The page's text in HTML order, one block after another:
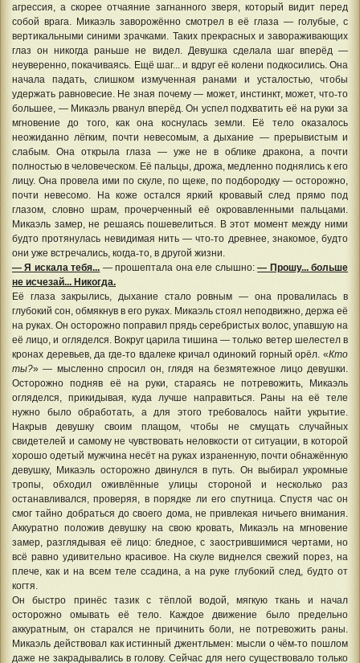
агрессия, а скорее отчаяние загнанного зверя, который видит перед
собой врага. Микаэль заворожённо смотрел в её глаза — голубые, с
вертикальными синими зрачками. Таких прекрасных и завораживающих
глаз он никогда раньше не видел. Девушка сделала шаг вперёд —
неуверенно, покачиваясь. Ещё шаг... и вдруг её колени подкосились. Она
начала падать, слишком измученная ранами и усталостью, чтобы
удержать равновесие. Не зная почему — может, инстинкт, может, что‑то
большее, — Микаэль рванул вперёд. Он успел подхватить её на руки за
мгновение до того, как она коснулась земли. Её тело оказалось
неожиданно лёгким, почти невесомым, а дыхание — прерывистым и
слабым. Она открыла глаза — уже не в облике дракона, а почти
полностью в человеческом. Её пальцы, дрожа, медленно поднялись к его
лицу. Она провела ими по скуле, по щеке, по подбородку — осторожно,
почти невесомо. На коже остался яркий кровавый след прямо под
глазом, словно шрам, прочерченный её окровавленными пальцами.
Микаэль замер, не решаясь пошевелиться. В этот момент между ними
будто протянулась невидимая нить — что‑то древнее, знакомое, будто
они уже встречались, когда‑то, в другой жизни.
— Я искала тебя... — прошептала она еле слышно:— Прошу... больше
не исчезай... Никогда.
Её глаза закрылись, дыхание стало ровным — она провалилась в
глубокий сон, обмякнув в его руках. Микаэль стоял неподвижно, держа её
на руках. Он осторожно поправил прядь серебристых волос, упавшую на
её лицо, и огляделся. Вокруг царила тишина — только ветер шелестел в
кронах деревьев, да где‑то вдалеке кричал одинокий горный орёл. «Кто
ты?» — мысленно спросил он, глядя на безмятежное лицо девушки.
Осторожно подняв её на руки, стараясь не потревожить, Микаэль
огляделся, прикидывая, куда лучше направиться. Раны на её теле
нужно было обработать, а для этого требовалось найти укрытие.
Накрыв девушку своим плащом, чтобы не смущать случайных
свидетелей и самому не чувствовать неловкости от ситуации, в которой
хорошо одетый мужчина несёт на руках израненную, почти обнажённую
девушку, Микаэль осторожно двинулся в путь. Он выбирал укромные
тропы, обходил оживлённые улицы стороной и несколько раз
останавливался, проверяя, в порядке ли его спутница. Спустя час он
смог тайно добраться до своего дома, не привлекая ничьего внимания.
Аккуратно положив девушку на свою кровать, Микаэль на мгновение
замер, разглядывая её лицо: бледное, с заострившимися чертами, но
всё равно удивительно красивое. На скуле виднелся свежий порез, на
плече, как и на всем теле ссадина, а на руке глубокий след, будто от
когтя.
Он быстро принёс тазик с тёплой водой, мягкую ткань и начал
осторожно омывать её тело. Каждое движение было предельно
аккуратным, он старался не причинить боли, не потревожить раны.
Микаэль действовал как истинный джентльмен: мысли о чём‑то пошлом
даже не закрадывались в голову. Сейчас для него существовало только